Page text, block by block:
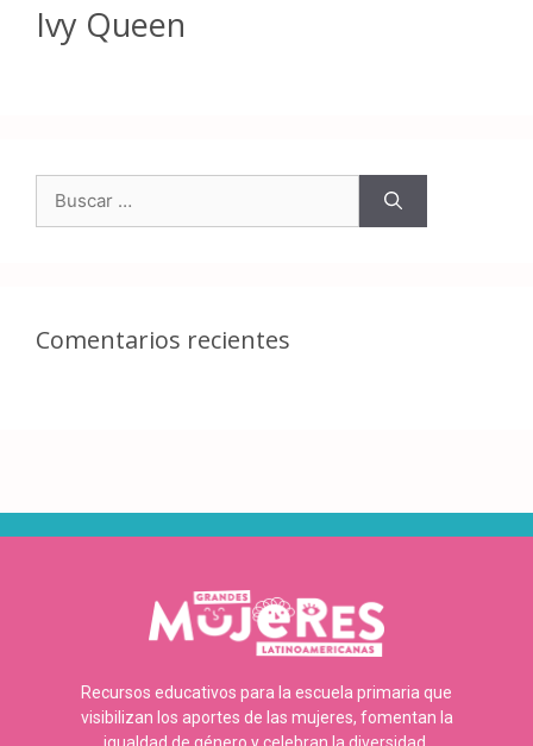
Ivy Queen
Comentarios recientes
Recursos educativos para la escuela primaria que
visibilizan los aportes de las mujeres, fomentan la
igualdad de género y celebran la diversidad.